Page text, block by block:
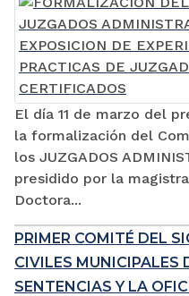
El día 11 de marzo del
la formalización del
los JUZGADOS
presidido por la
Doctora...
PRIMER COMITÉ DEL
CIVILES MUNICIPALES
SENTENCIAS Y LA